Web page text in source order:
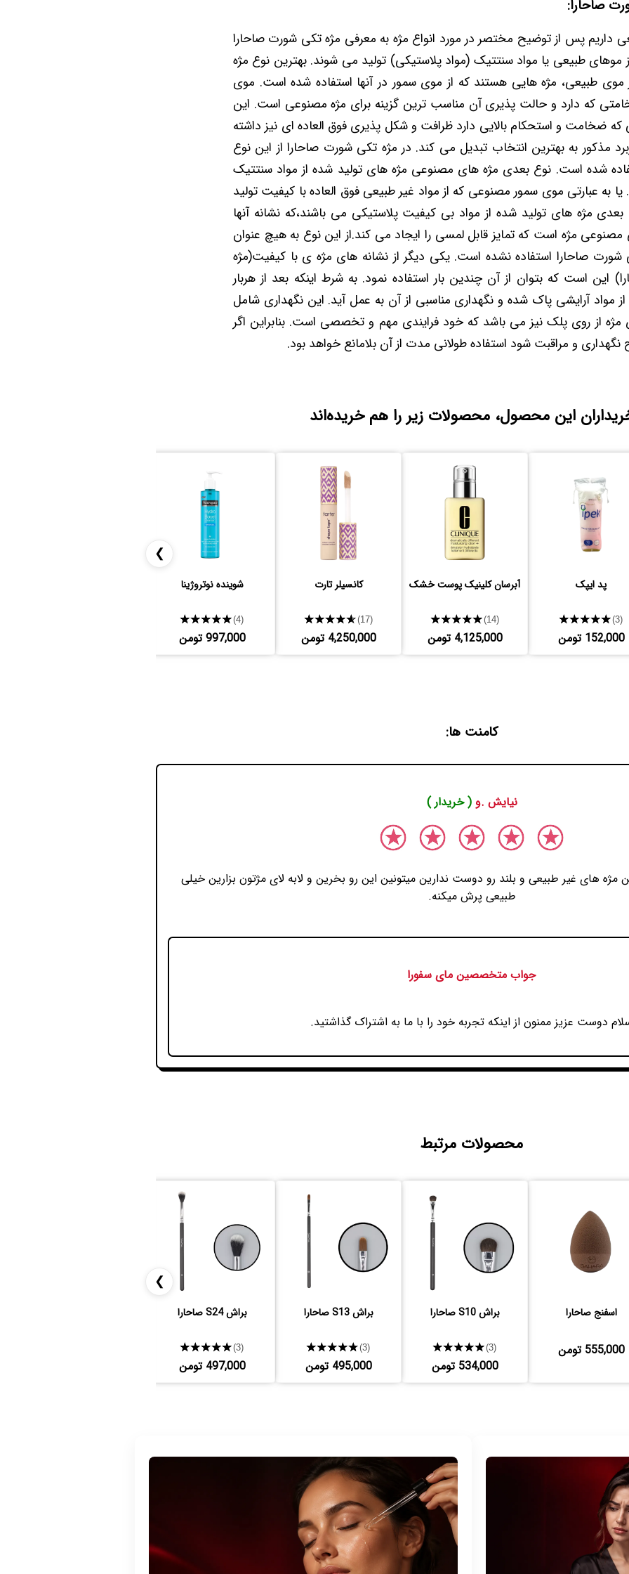
صاحارا:
داریم پس از توضیح مختصر در مورد انواع مژه به معرفی مژه تکی شورت صاحارا
از موهای طبیعی یا مواد سنتتیک (مواد پلاستیکی) تولید می شوند. بهترین نوع مژه
موی طبیعی، مژه هایی هستند که از موی سمور در آنها استفاده شده است. موی
که دارد و حالت پذیری آن مناسب ترین گزینه برای مژه مصنوعی است. این
که ضخامت و استحکام بالایی دارد ظرافت و شکل پذیری فوق العاده ای نیز داشته
مذکور به بهترین انتخاب تبدیل می کند. در مژه تکی شورت صاحارا از این نوع
شده است. نوع بعدی مژه های مصنوعی مژه های تولید شده از مواد سنتتیک
به عبارتی موی سمور مصنوعی که از مواد غیر طبیعی فوق العاده با کیفیت تولید
مژه های تولید شده از مواد بی کیفیت پلاستیکی می باشند،که نشانه آنها
مصنوعی مژه است که تمایز قابل لمسی را ایجاد می کند.از این نوع به هیچ عنوان
شورت صاحارا استفاده نشده است. یکی دیگر از نشانه های مژه ی با کیفیت(مژه
این است که بتوان از آن چندین بار استفاده نمود. به شرط اینکه بعد از هربار
مواد آرایشی پاک شده و نگهداری مناسبی از آن به عمل آید. این نگهداری شامل
از روی پلک نیز می باشد که خود فرایندی مهم و تخصصی است. بنابراین اگر
و مراقبت شود استفاده طولانی مدت از آن بلامانع خواهد بود.
این محصول، محصولات زیر را هم خریده‌اند
پد ایپک
★★★★★(3)
152,000 تومن
آبرسان کلینیک پوست خشک
★★★★★(14)
4,125,000 تومن
کانسیلر تارت
★★★★★(17)
4,250,000 تومن
شوینده نوتروژینا
★★★★★(4)
997,000 تومن
❯
کامنت ها:
نیایش .و( خریدار )
مژه های غیر طبیعی و بلند رو دوست ندارین میتونین این رو بخرین و لابه لای مژتون بزارین خیلی
طبیعی پرش میکنه.
جواب متخصصین مای سفورا
دوست عزیز ممنون از اینکه تجربه خود را با ما به اشتراک گذاشتید.
محصولات مرتبط
اسفنج صاحارا
555,000 تومن
براش S10 صاحارا
★★★★★(3)
534,000 تومن
براش S13 صاحارا
★★★★★(3)
495,000 تومن
براش S24 صاحارا
★★★★★(3)
497,000 تومن
❯